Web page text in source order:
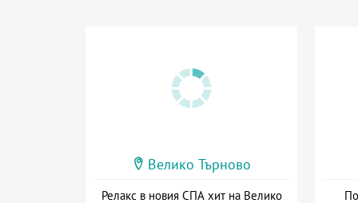
Велико Търново
Релакс в новия СПА хит на Велико